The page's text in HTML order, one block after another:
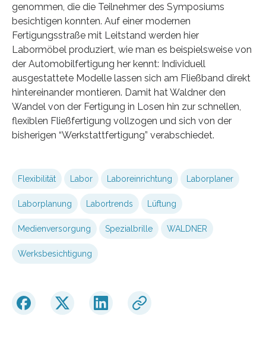
genommen, die die Teilnehmer des Symposiums
besichtigen konnten. Auf einer modernen
Fertigungsstraße mit Leitstand werden hier
Labormöbel produziert, wie man es beispielsweise von
der Automobilfertigung her kennt: Individuell
ausgestattete Modelle lassen sich am Fließband direkt
hintereinander montieren. Damit hat Waldner den
Wandel von der Fertigung in Losen hin zur schnellen,
flexiblen Fließfertigung vollzogen und sich von der
bisherigen “Werkstattfertigung” verabschiedet.
Flexibilität Labor Laboreinrichtung Laborplaner
Laborplanung Labortrends Lüftung
Medienversorgung Spezialbrille WALDNER
Werksbesichtigung